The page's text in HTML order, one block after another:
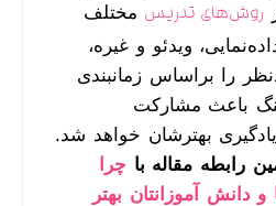
روش‌های تدریس مختلف
ویدئو و غیره،
را براساس زمانبندی
باعث مشارکت
بهترشان خواهد شد.
رابطه مقاله با چرا
دانش آموزانتان بهتر